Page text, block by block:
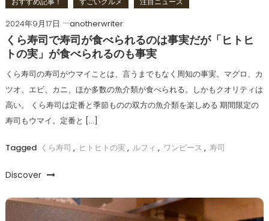
2024年9月17日
anotherwriter
くら寿司で寿司が食べられるのは事実だが「ヒトヒ
トの実」が食べられるのも事実
くら寿司の寿司がウマイことは、言うまでもなく周知の事実。マグロ、カ
ツオ、エビ、カニ、ほか多数の魚介類が食べられる。しかもクオリティは
高い。 くら寿司は定番と季節ものの双方の魚介類を楽しめる 期間限定の
寿司もウマイ。定番と […]
Tagged くら寿司 , ヒトヒトの実 , ルフィ , ワンピース , 寿司
Discover